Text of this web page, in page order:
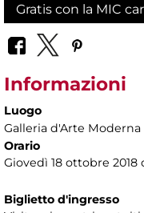
Gratis con la MIC
Informazioni
Luogo
Galleria d'Arte Moderna
Orario
Giovedì 18 ottobre 2018
Biglietto d'ingresso